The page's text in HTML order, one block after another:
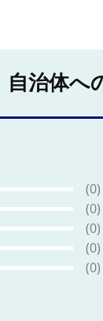
自治体へ
(0)
(0)
(0)
(0)
(0)